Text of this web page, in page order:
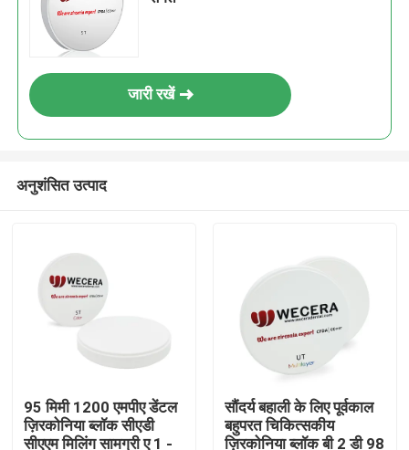
जारी रखें
अनुशंसित उत्पाद
95 मिमी 1200 एमपीए डेंटल
ज़िरकोनिया ब्लॉक सीएडी
सीएएम मिलिंग सामग्री ए 1 -
सौंदर्य बहाली के लिए पूर्वकाल
बहुपरत चिकित्सकीय
ज़िरकोनिया ब्लॉक बी 2 डी 98